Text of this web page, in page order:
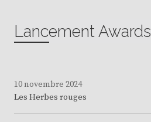
Lancement Awards
10 novembre 2024
Les Herbes rouges